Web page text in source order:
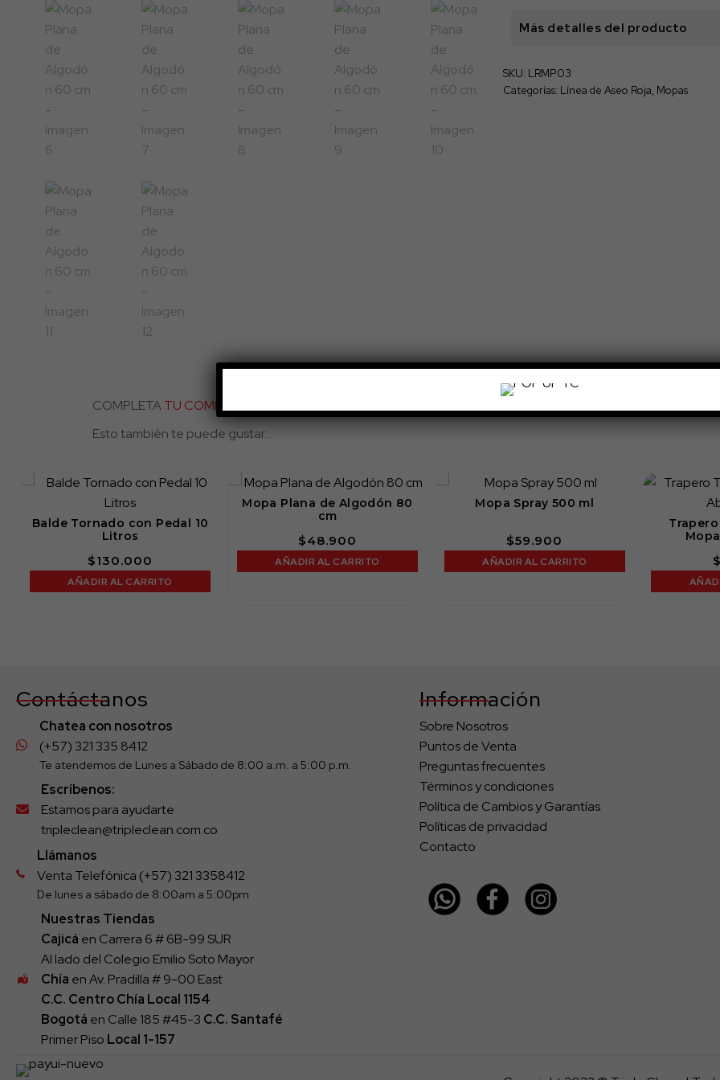
Más detalles del producto
SKU: LRMP03
Categorías: Línea de Aseo Roja, Mopas
COMPLETATU COMPRA
Esto también te puede gustar...
Balde Tornado con Pedal 10
Litros
$130.000
AÑADIR AL CARRITO
Mopa Plana de Algodón 80
cm
$48.900
AÑADIR AL CARRITO
Mopa Spray 500 ml
$59.900
AÑADIR AL CARRITO $
Contáctanos
Chatea con nosotros
(+57) 321 335 8412
Te atendemos de Lunes a Sábado de 8:00 a.m. a 5:00 p.m.
Escríbenos:
Estamos para ayudarte
tripleclean@tripleclean.com.co
Llámanos
Venta Telefónica (+57) 321 3358412
De lunes a sábado de 8:00am a 5:00pm
Nuestras Tiendas
Cajicá en Carrera 6 # 6B-99 SUR
Al lado del Colegio Emilio Soto Mayor
Chía en Av. Pradilla # 9-00 East
C.C. Centro Chía Local 1154
Bogotá en Calle 185 #45-3 C.C. Santafé
Primer Piso Local 1-157
Información
Sobre Nosotros
Puntos de Venta
Preguntas frecuentes
Términos y condiciones
Política de Cambios y Garantías
Políticas de privacidad
Contacto